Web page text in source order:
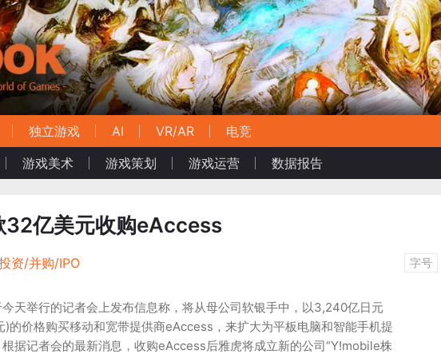
独立游戏 AI VR/AR
电竞
游戏美术 游戏策划 游戏运营 数据报告
32亿美元收购eAccess
资/并购/IPO 字号
天举行的记者会上发布信息称，将从母公司软银手中，以3,240亿日元
)的价格购买移动和宽带提供商eAccess，来扩大为平板电脑和智能手机提
据记者会的最新消息，收购eAccess后雅虎将成立新的公司“Y!mobile株